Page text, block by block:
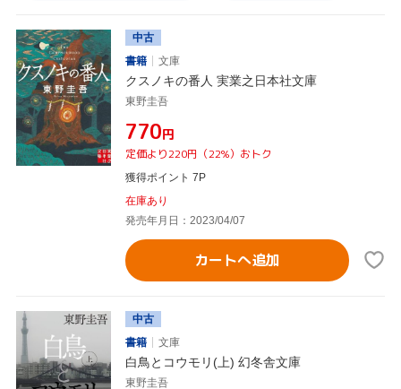
中古
書籍
文庫
クスノキの番人 実業之日本社文庫
東野圭吾
¥770円
定価より220円（22%）おトク
獲得ポイント 7P
在庫あり
発売年月日：2023/04/07
カートへ追加
中古
書籍
文庫
白鳥とコウモリ(上) 幻冬舎文庫
東野圭吾